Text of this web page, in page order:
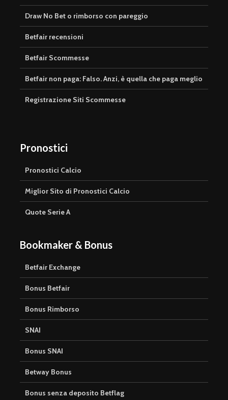
Draw No Bet o rimborso con pareggio
Betfair recensioni
Betfair Scommesse
Betfair non paga: Falso. Anzi, è quella che paga meglio
Registrazione Siti Scommesse
Pronostici
Pronostici Calcio
Miglior Sito di Pronostici Calcio
Quote Serie A
Bookmaker & Bonus
Betfair Exchange
Bonus Betfair
Bonus Rimborso
SNAI
Bonus SNAI
Betway Bonus
Bonus senza deposito Betflag